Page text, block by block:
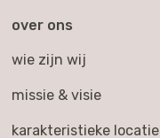
over ons
wie zijn wij
missie & visie
karakteristieke locatie